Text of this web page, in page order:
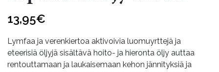
13,95€
Lymfaa ja verenkiertoa aktivoivia luomuyrttejä ja
eteerisiä öljyjä sisältävä hoito- ja hieronta öljy auttaa
rentouttamaan ja laukaisemaan kehon jännityksiä ja